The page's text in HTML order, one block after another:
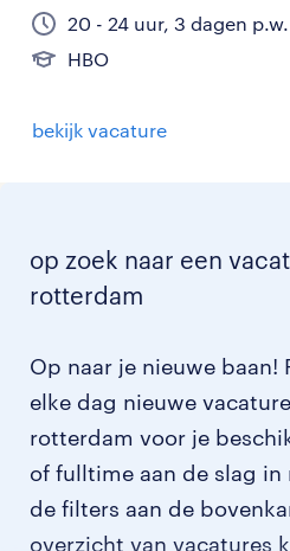
20 - 24 uur, 3 dagen p.w.
HBO
bekijk vacature
op zoek naar een
rotterdam
Op naar je nieuwe baan!
elke dag nieuwe
rotterdam voor je
of fulltime aan de slag in
de filters aan de
overzicht van vacatures